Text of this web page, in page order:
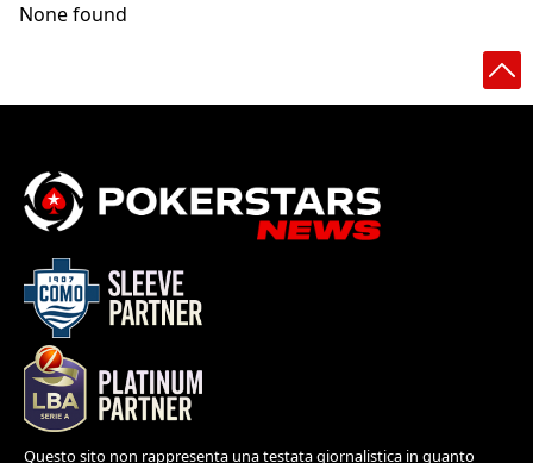
None found
Questo sito non rappresenta una testata giornalistica in quanto